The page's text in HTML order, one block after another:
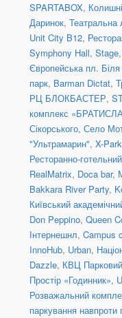
SPARTABOX,
Даринок, Театральна
Unit City B12,
Symphony Hall, Stage,
Європейська пл.
парк, Barman Dictat,
РЦ БЛОКБАСТЕР,
комплекс
Сікорського, Село
"Ультрамарин", X-
Ресторанно-
RealMatrix, Doca bar,
Bakkara River Party,
Київський
Don Peppino, Queen
Інтернешнл, Campus
InnoHub, Urban,
Dazzle, КВЦ
Простір «Годинник»,
Розважальний
паркування навпроти